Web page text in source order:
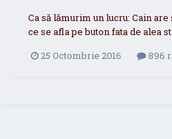
Ca să lămurim un lucru: Cain
ce se afla pe buton fata de alea
25 Octombrie 2016
896